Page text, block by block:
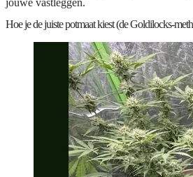
Hoe je de juiste potmaat kiest (de Goldilocks-